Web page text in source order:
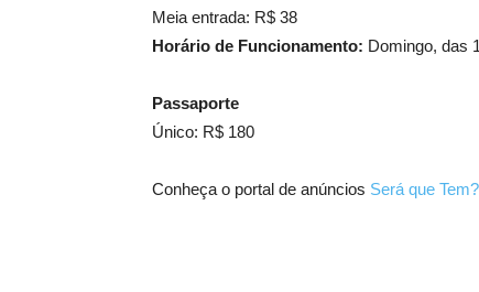
Meia entrada: R$ 38
Horário de Funcionamento: Domingo, das
Passaporte
Único: R$ 180
Conheça o portal de anúncios Será que Tem?